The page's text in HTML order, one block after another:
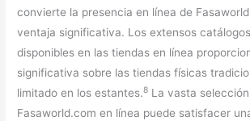
convierte la presencia en línea de
ventaja significativa. Los extensos
disponibles en las tiendas en línea
significativa sobre las tiendas físicas
limitado en los estantes.8 La vasta
Fasaworld.com en línea puede satisfacer